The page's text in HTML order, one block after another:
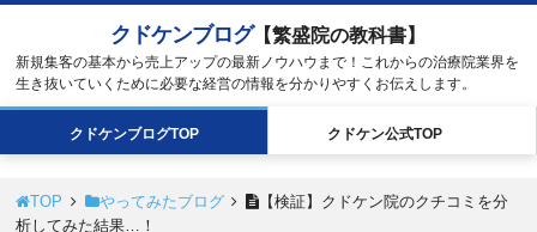
クドケンブログ【繁盛院の教科書】
新規集客の基本から売上アップの最新ノウハウまで！これからの治療院業界を
生き抜いていくために必要な経営の情報を分かりやすくお伝えします。
クドケンブログTOP クドケン公式TOP
TOP やってみたブログ
【検証】クドケン院のクチコミを分
析してみた結果…！